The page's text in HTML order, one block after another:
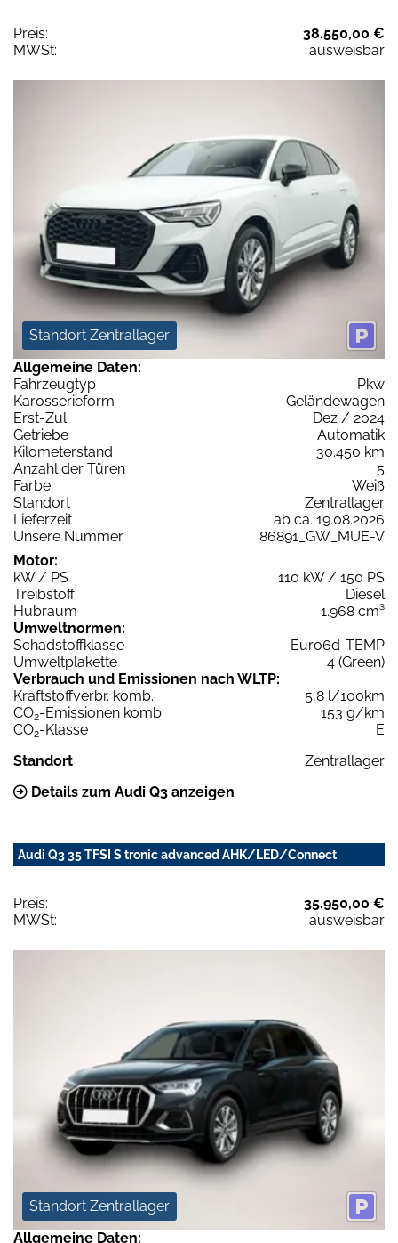
Preis:
38.550,00 €
MWSt:
ausweisbar
Standort Zentrallager
Allgemeine Daten:
Fahrzeugtyp
Pkw
Karosserieform
Geländewagen
Erst-Zul.
Dez / 2024
Getriebe
Automatik
Kilometerstand
30.450 km
Anzahl der Türen
5
Farbe
Weiß
Standort
Zentrallager
Lieferzeit
ab ca. 19.08.2026
Unsere Nummer
86891_GW_MUE-V
Motor:
kW / PS
110 kW / 150 PS
Treibstoff
Diesel
Hubraum
1.968 cm³
Umweltnormen:
Schadstoffklasse
Euro6d-TEMP
Umweltplakette
4 (Green)
Verbrauch und Emissionen nach WLTP:
Kraftstoffverbr. komb.
5,8 l/100km
CO2-Emissionen komb.
153 g/km
CO2-Klasse
E
Standort
Zentrallager
Details zum Audi Q3 anzeigen
Audi Q3 35 TFSI S tronic advanced AHK/LED/Connect
Preis:
35.950,00 €
MWSt:
ausweisbar
Standort Zentrallager
Allgemeine Daten: